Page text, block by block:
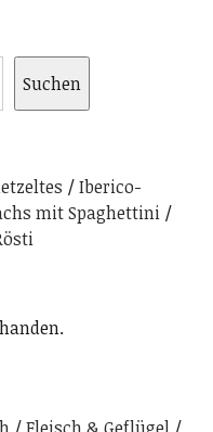
Suchen
Iberico-
mit Spaghettini
Fleisch & Geflügel